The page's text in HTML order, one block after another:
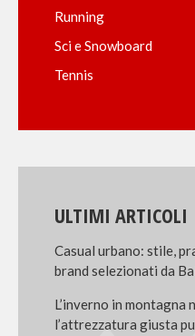
Running
Sci e Snowboard
Tennis
ULTIMI ARTICOLI
Casual urbano: stile,
brand selezionati da
L’inverno in montagna
l’attrezzatura giusta